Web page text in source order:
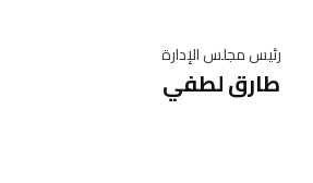
رئيس مجلس الإدارة
طارق لطفي